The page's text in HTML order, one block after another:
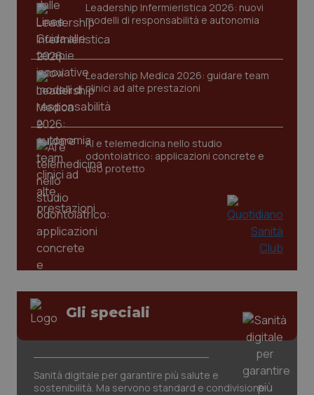
Leadership Infermieristica 2026: nuovi
modelli di responsabilità e autonomia
Leadership Medica 2026: guidare team
clinici ad alte prestazioni
AI e telemedicina nello studio
odontoiatrico: applicazioni concrete e
uso protetto
Gli speciali
Sanità digitale per garantire più salute e
sostenibilità. Ma servono standard e condivisione
CookieScriptConsent
CookieScript
www.quotidianosanita.it
tracking-enable
tracking-sites-ironfish-
www.quotidianosanita.it
.quotidianosanita.it